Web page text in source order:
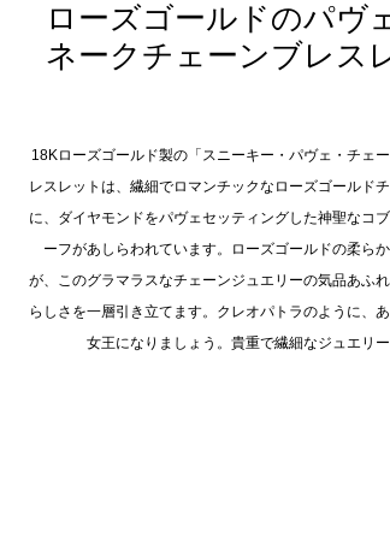
ローズゴールドのパヴ
ネークチェーンブレス
18Kローズゴールド製の「スニーキー・パヴェ・チェ
レスレットは、繊細でロマンチックなローズゴールド
に、ダイヤモンドをパヴェセッティングした神聖なコ
ーフがあしらわれています。ローズゴールドの柔ら
が、このグラマラスなチェーンジュエリーの気品あふ
らしさを一層引き立てます。クレオパトラのように、
女王になりましょう。貴重で繊細なジュエリー